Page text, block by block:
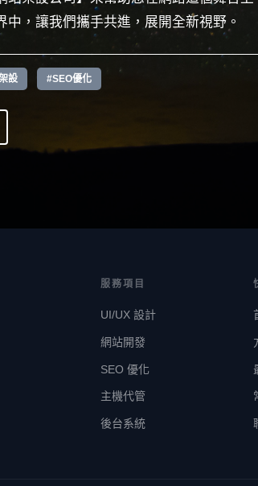
中，讓我們攜手共進，展開全新視野。
設 #SEO優化
服務項目
UI/UX 設計
網站開發
SEO 優化
主機代管
後台系統